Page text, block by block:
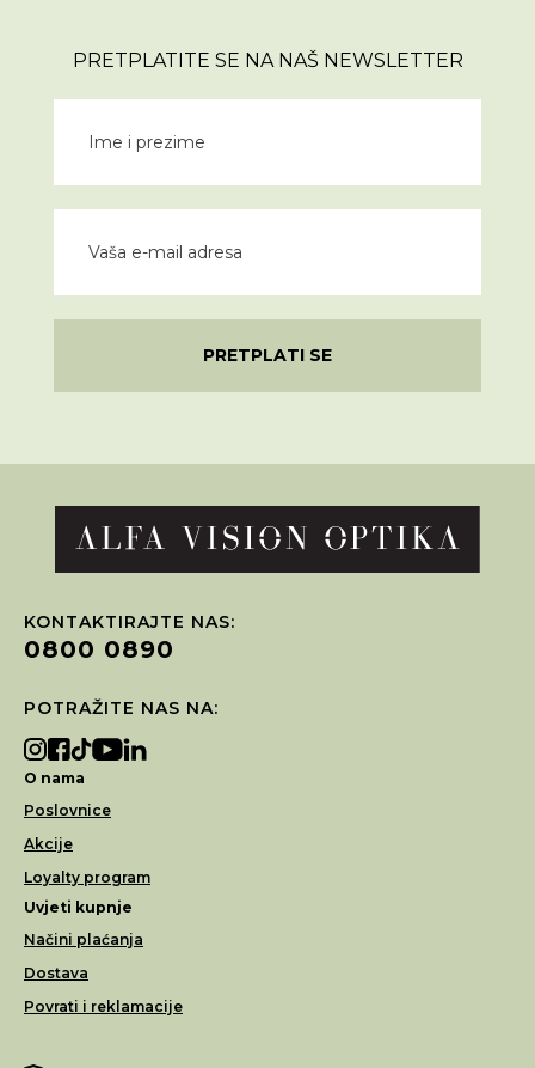
PRETPLATITE SE NA NAŠ NEWSLETTER
PRETPLATI SE
KONTAKTIRAJTE NAS:
0800 0890
POTRAŽITE NAS NA:
O nama
Poslovnice
Akcije
Loyalty program
Uvjeti kupnje
Načini plaćanja
Dostava
Povrati i reklamacije